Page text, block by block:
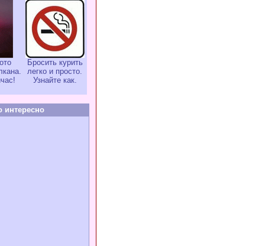
Бросить курить
легко и просто.
Узнайте как.
интересно